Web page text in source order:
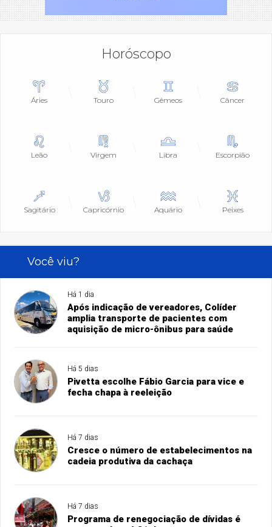
Horóscopo
Áries Touro Gêmeos Câncer
Leão Virgem Libra Escorpião
Sagitário Capricórnio Aquário Peixes
Você viu?
Há 1 dia
Após indicação de vereadores, Colíder
amplia transporte de pacientes com
aquisição de micro-ônibus para saúde
Há 5 dias
Pivetta escolhe Fábio Garcia para vice e
fecha chapa à reeleição
Há 7 dias
Cresce o número de estabelecimentos na
cadeia produtiva da cachaça
Há 7 dias
Programa de renegociação de dívidas é